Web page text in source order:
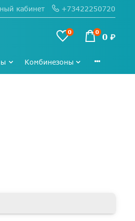
кабинет +73422250720
0 0 0 ₽
Комбинезоны